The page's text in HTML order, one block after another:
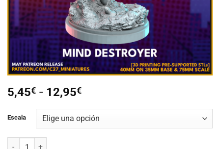
5,45€ - 12,95€Rango
precios:
desde
Escala
Mind Destroyer (Moon dragon) cantidad